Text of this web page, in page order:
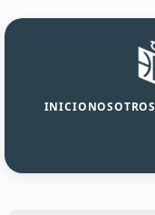
INICIONOSOTROS